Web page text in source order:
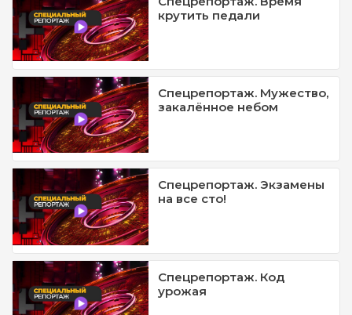
крутить педали
Спецрепортаж. Мужество,
закалённое небом
Спецрепортаж. Экзамены
на все сто!
Спецрепортаж. Код
урожая